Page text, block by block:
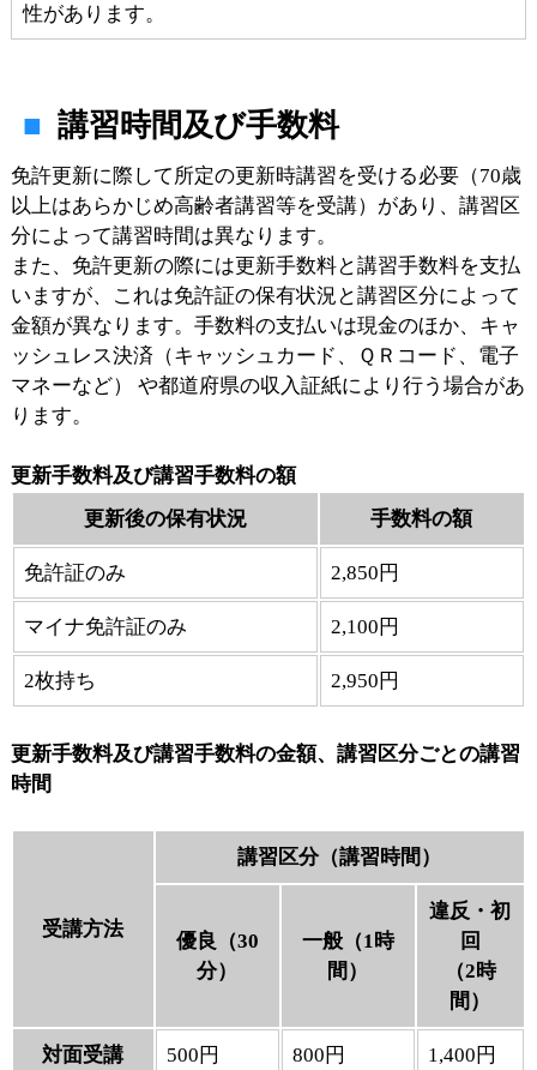
性があります。
講習時間及び手数料
免許更新に際して所定の更新時講習を受ける必要（70歳
以上はあらかじめ高齢者講習等を受講）があり、講習区
分によって講習時間は異なります。
また、免許更新の際には更新手数料と講習手数料を支払
いますが、これは免許証の保有状況と講習区分によって
金額が異なります。手数料の支払いは現金のほか、キャ
ッシュレス決済（キャッシュカード、ＱＲコード、電子
マネーなど） や都道府県の収入証紙により行う場合があ
ります。
更新手数料及び講習手数料の額
更新後の保有状況
手数料の額
免許証のみ 2,850円
マイナ免許証のみ 2,100円
2枚持ち 2,950円
更新手数料及び講習手数料の金額、講習区分ごとの講習
時間
受講方法
講習区分（講習時間）
優良（30
分）
一般（1時
間）
違反・初
回
（2時
間）
対面受講 500円 800円 1,400円